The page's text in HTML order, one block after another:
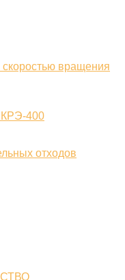
вращения
КРЭ-400
отходов